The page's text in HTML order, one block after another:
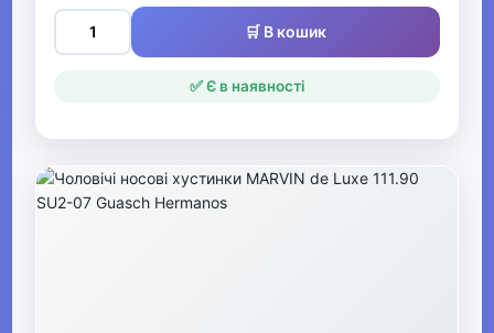
Рукавички та рукавиці
Ремені та пояси
Шарфи та хустки
Косметички та несесери
🛒 В кошик
✅ Є в наявності